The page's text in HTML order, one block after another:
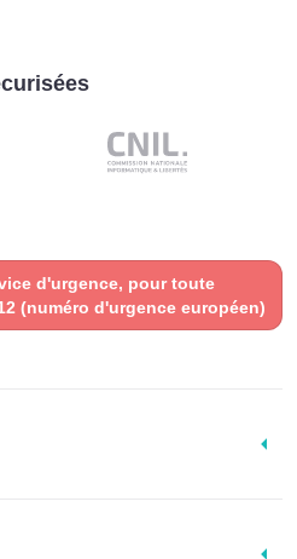
d'urgence, pour toute
(numéro d'urgence européen)